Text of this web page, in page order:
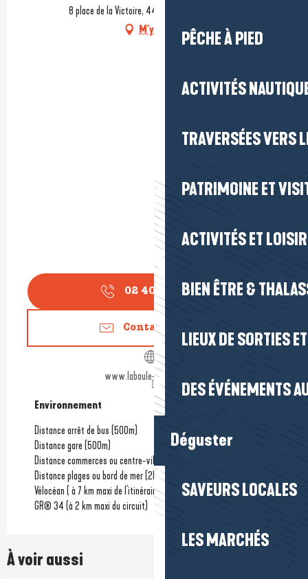
PÊCHE À PIED
ACTIVITÉS
TRAVERSÉES VERS
PATRIMOINE ET
ACTIVITÉS ET
BIEN ÊTRE &
LIEUX DE SORTIES
DES ÉVÉNEMENTS
Déguster
SAVEURS LOCALES
LES MARCHÉS
8 place de la Victoire, 44500 La Baule-Escoublac
M'y rendre
02 40 24 34 ▒▒
Contactez-nous
www.labaule-guerande.com
Environnement
Environnement
Distance arrêt de bus (500m)
Distance gare (500m)
Distance commerces ou centre-ville
Distance plages ou bord de mer(2km)
Vélocéan ( à 7 km maxi de l'itinéraire)
GR® 34 (à 2 km maxi du circuit)
À voir aussi